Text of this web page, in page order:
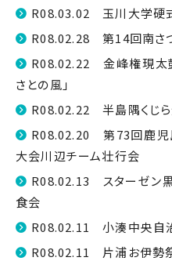
R08.03.02 玉川大学硬
R08.02.28 第14回南さ
R08.02.22 金峰権現太
さとの風」
R08.02.22 半島隅くじ
R08.02.20 第73回鹿児
大会川辺チーム壮行会
R08.02.13 スターゼン
食会
R08.02.11 小湊中央自治
R08.02.11 片浦お伊勢